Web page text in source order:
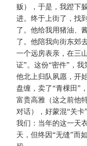
贩），于是，我蹬下
进。终于上街了，找
了。他给我用猪油、
了。他陪我向街东郊
一个远房表亲，在三
证”。这份“密件”，
他北上归队夙愿，开
盘缠，卖了“青棵田”
富贵高雅（这之前他
对话），好蒙混“关
我们：当年的这一天
天，但终因“无缝”而